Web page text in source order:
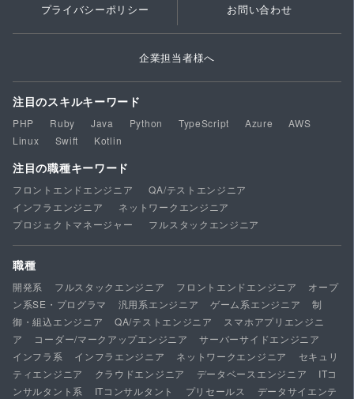
プライバシーポリシー お問い合わせ
企業担当者様へ
注目のスキルキーワード
PHP Ruby Java Python TypeScript Azure
AWS
Linux
Swift Kotlin
注目の職種キーワード
フロントエンドエンジニア
QA/テストエンジニア
インフラエンジニア
ネットワークエンジニア
プロジェクトマネージャー
フルスタックエンジニア
職種
開発系 フルスタックエンジニア フロントエンドエンジニア
オープ
ン系SE・プログラマ
汎用系エンジニア ゲーム系エンジニア
制
御・組込エンジニア
QA/テストエンジニア
スマホアプリエンジニ
ア
コーダー/マークアップエンジニア
サーバーサイドエンジニア
インフラ系
インフラエンジニア ネットワークエンジニア
セキュリ
ティエンジニア
クラウドエンジニア データベースエンジニア
ITコ
ンサルタント系
ITコンサルタント プリセールス
データサイエンテ